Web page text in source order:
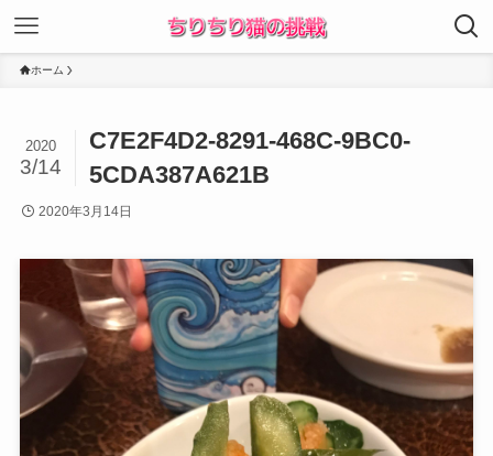
ホーム
C7E2F4D2-8291-468C-9BC0-
5CDA387A621B
2020
3/14
2020年3月14日